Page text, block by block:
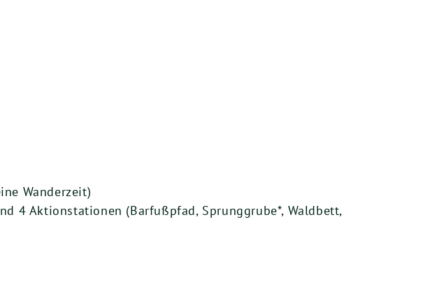
Wanderzeit)
4 Aktionstationen (Barfußpfad, Sprunggrube*, Waldbett,